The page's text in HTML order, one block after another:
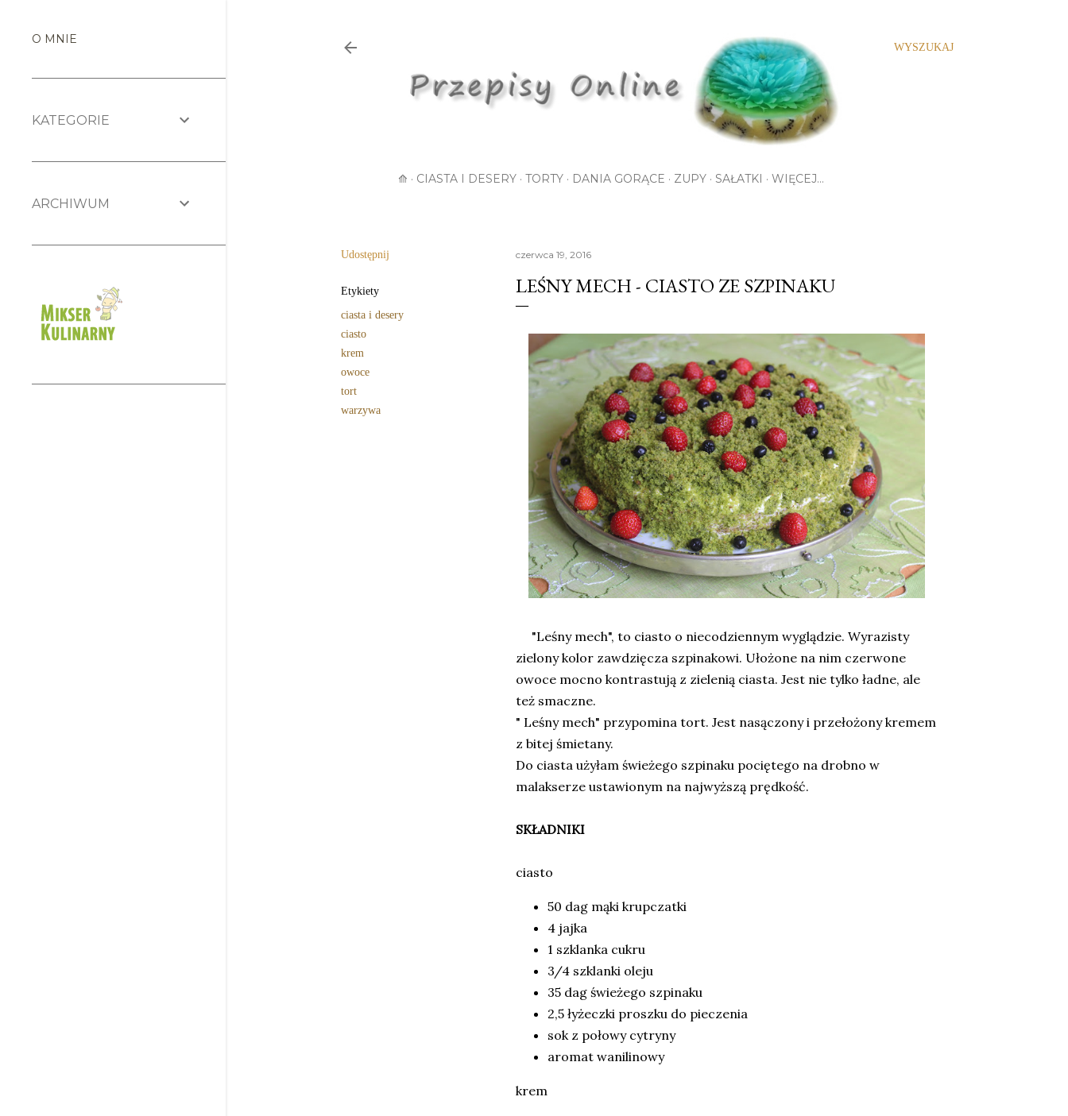
WYSZUKAJ
⟰ CIASTA I DESERY TORTY DANIA GORĄCE ZUPY SAŁATKI WIĘCEJ…
Udostępnij
Etykiety
ciasta i desery
ciasto
krem
owoce
tort
warzywa
czerwca 19, 2016
LEŚNY MECH - CIASTO ZE SZPINAKU
"Leśny mech", to ciasto o niecodziennym wyglądzie. Wyrazisty
zielony kolor zawdzięcza szpinakowi. Ułożone na nim czerwone
owoce mocno kontrastują z zielenią ciasta. Jest nie tylko ładne, ale
też smaczne.
" Leśny mech" przypomina tort. Jest nasączony i przełożony kremem
z bitej śmietany.
Do ciasta użyłam świeżego szpinaku pociętego na drobno w
malakserze ustawionym na najwyższą prędkość.
SKŁADNIKI
ciasto
50 dag mąki krupczatki
4 jajka
1 szklanka cukru
3/4 szklanki oleju
35 dag świeżego szpinaku
2,5 łyżeczki proszku do pieczenia
sok z połowy cytryny
aromat wanilinowy
krem
O MNIE
KATEGORIE
ARCHIWUM